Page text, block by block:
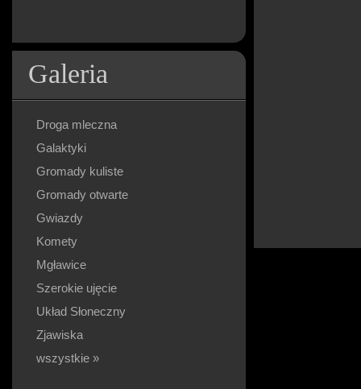
Galeria
Droga mleczna
Galaktyki
Gromady kuliste
Gromady otwarte
Gwiazdy
Komety
Mgławice
Szerokie ujęcie
Układ Słoneczny
Zjawiska
wszystkie »